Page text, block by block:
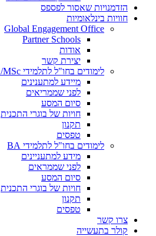
הזדמנויות שאסור לפספס
חוויות בינלאומיות
Global Engagement Office
Partner Schools
אודות
יצירת קשר
לימודים בחו"ל לתלמידי MBA/MSc
מיידע למתענינים
לפני שממריאים
סיום המסע
חויות של בוגרי התכנית
תקנון
טפסים
לימודים בחו"ל לתלמידי BA
מידע למתעניינים
לפני שממראים
סיום המסע
חויות של בוגרי התכנית
תקנון
טפסים
צרו קשר
קולר בתעשייה